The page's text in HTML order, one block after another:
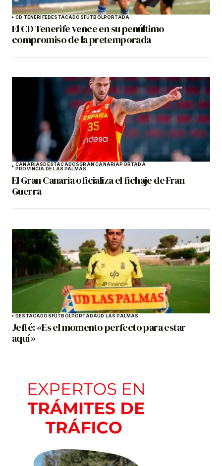
CD TENERIFEDESTACADOSFÚTBOLPORTADA
El CD Tenerife vence en su penúltimo
compromiso de la pretemporada
CANARIASDESTACADOSGRAN CANARIAPORTADA
PROVINCIA DE LAS PALMAS
El Gran Canaria oficializa el fichaje de Fran
Guerra
DESTACADOSFÚTBOLPORTADAUD LAS PALMAS
Jefté: «Es el momento perfecto para estar
aquí»